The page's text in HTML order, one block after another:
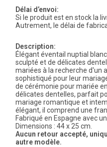
Délai d’envoi:
Si le produit est en stock la
Autrement, le délai de
Description:
Élégant éventail nuptial
sculpté et de délicates
mariées à la recherche d'un
sophistiqué pour leur
de cérémonie pour mariée
délicates dentelles, parfait
mariage romantique et
élégant, il comprend une
Fabriqué en Espagne avec
Dimensions : 44 x 25 cm.
Aucun retour accepté,
autre modèle.